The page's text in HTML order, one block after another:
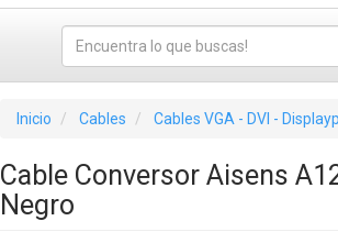
Inicio Cables Cables VGA - DVI -
Cable Conversor Aisens
Negro